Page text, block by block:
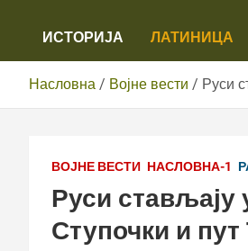
ИСТОРИЈА ЛАТИНИЦА
Насловна Војне вести Руси
ВОЈНЕ ВЕСТИ НАСЛОВНА-1
Руси
Ступочки и